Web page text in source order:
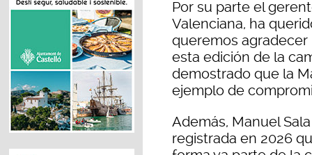
Por su parte el
Valenciana, ha
queremos agradecer
esta edición de la
demostrado que la
ejemplo de
Además, Manuel
registrada en 2026